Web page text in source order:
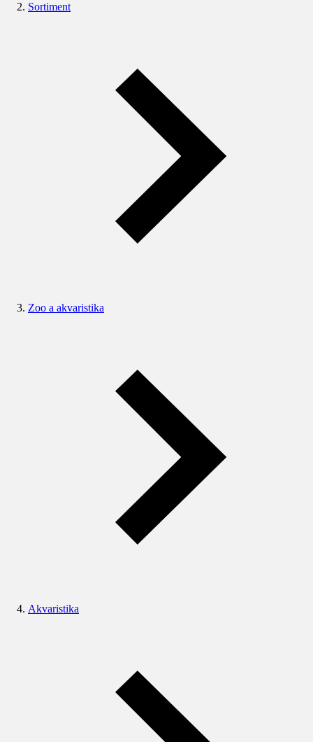
Sortiment
Zoo a akvaristika
Akvaristika